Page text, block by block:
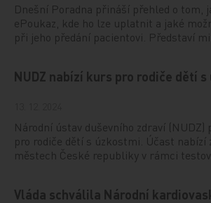
Dnešní Poradna přináší přehled o tom,
ePoukaz, kde ho lze uplatnit a jaké
při jeho předání pacientovi. Představí
NUDZ nabízí kurs pro rodiče dětí
Národní ústav duševního zdraví
pro rodiče dětí s úzkostmi. Účast nabízí
městech České republiky v rámci
Vláda schválila Národní